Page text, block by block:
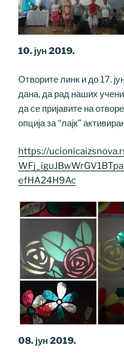
10. јун 2019.
Отворите линк и до 17.
дана, да рад наших
да се пријавите на
опција за “лајк”
https://
efHA24H9Ac
08. јун 2019.